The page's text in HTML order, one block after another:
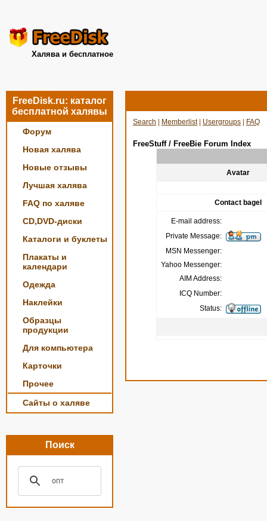
Халява и бесплатное
FreeDisk.ru: каталог
бесплатной халявы
Форум
Новая халява
Новые отзывы
Лучшая халява
FAQ по халяве
CD,DVD-диски
Каталоги и буклеты
Плакаты и
календари
Одежда
Наклейки
Образцы
продукции
Для компьютера
Карточки
Прочее
Сайты о халяве
Поиск
Search Memberlist| Usergroups FAQ
FreeStuff / FreeBie Forum Index
Avatar
Contact bagel
E-mail address:
Private Message:
MSN Messenger:
Yahoo Messenger:
AIM Address:
ICQ Number:
Status: